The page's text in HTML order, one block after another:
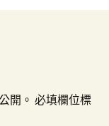
開。 必填欄位標